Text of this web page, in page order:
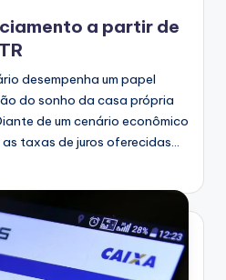
a partir de
desempenha um papel
do sonho da casa própria
de um cenário econômico
taxas de juros oferecidas…